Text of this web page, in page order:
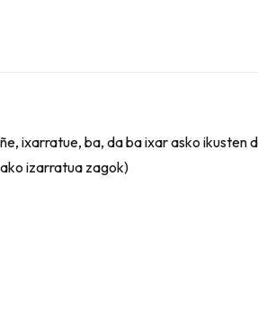
ixarratue, ba, da ba ixar asko
izarratua zagok)